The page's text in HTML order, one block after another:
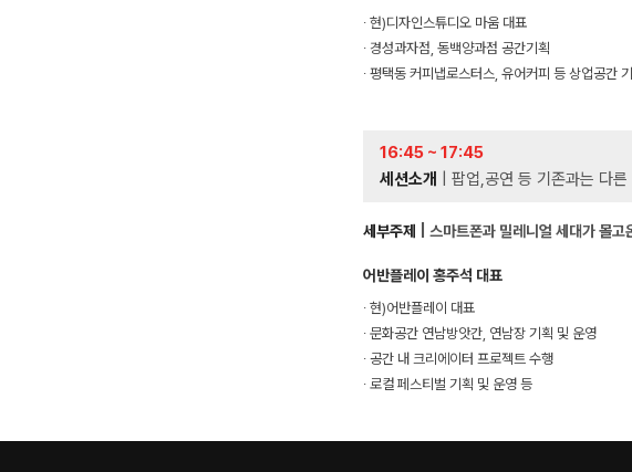
∙ 현)디자인스튜디오 마움 대표
∙ 경성과자점, 동백양과점 공간기획
∙ 평택동 커피냅로스터스, 유어커피 등 상업공간
16:45 ~ 17:45
세션소개
| 팝업,공연 등 기존과는 다
세부주제 | 스마트폰과 밀레니얼 세대가 몰
어반플레이 홍주석 대표
∙ 현)어반플레이 대표
∙ 문화공간 연남방앗간, 연남장 기획 및 운영
∙ 공간 내 크리에이터 프로젝트 수행
∙ 로컬 페스티벌 기획 및 운영 등